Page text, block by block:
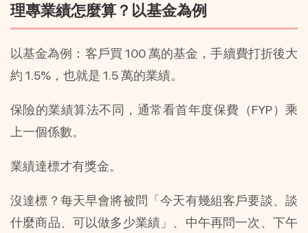
理專業績怎麼算？以基金為例
以基金為例：客戶買 100 萬的基金，手續費打折後大
約 1.5%，也就是 1.5 萬的業績。
保險的業績算法不同，通常看首年度保費（FYP）乘
上一個係數。
業績達標才有獎金。
沒達標？每天早會將被問「今天有幾組客戶要談、談
什麼商品、可以做多少業績」、中午再問一次、下午